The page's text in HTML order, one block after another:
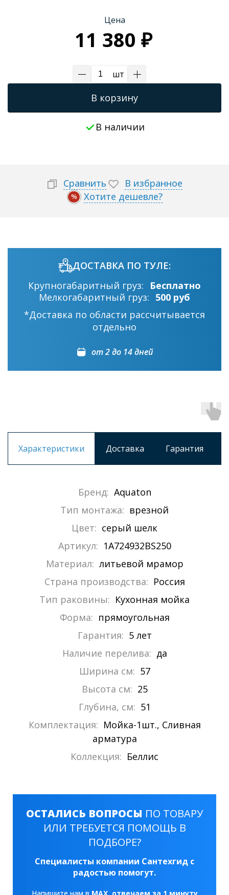
Цена
11 380 ₽
шт
В корзину
В наличии
Сравнить В избранное
% Хотите дешевле?
ДОСТАВКА ПО ТУЛЕ:
Крупногабаритный груз:
Бесплатно
Мелкогабаритный груз: 500 руб
*Доставка по области рассчитывается
отдельно
от 2 до 14 дней
Характеристики Доставка Гарантия
Бренд: Aquaton
Тип монтажа: врезной
Цвет: серый шелк
Артикул: 1A724932BS250
Материал: литьевой мрамор
Страна производства: Россия
Тип раковины: Кухонная мойка
Форма: прямоугольная
Гарантия: 5 лет
Наличие перелива: да
Ширина см: 57
Высота см: 25
Глубина, см: 51
Комплектация: Мойка-1шт., Сливная
арматура
Коллекция: Беллис
ОСТАЛИСЬ ВОПРОСЫ ПО ТОВАРУ
ИЛИ ТРЕБУЕТСЯ ПОМОЩЬ В
ПОДБОРЕ?
Специалисты компании Сантехгид с
радостью помогут.